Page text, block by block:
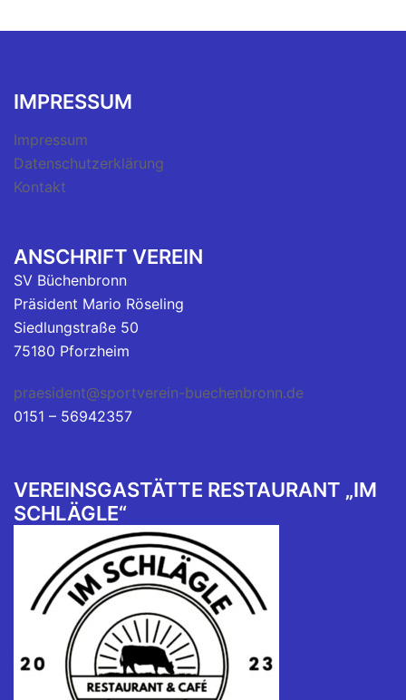
IMPRESSUM
Impressum
Datenschutzerklärung
Kontakt
ANSCHRIFT VEREIN
SV Büchenbronn
Präsident Mario Röseling
Siedlungstraße 50
75180 Pforzheim
praesident@sportverein-buechenbronn.de
0151 – 56942357
VEREINSGASTÄTTE RESTAURANT „IM
SCHLÄGLE“